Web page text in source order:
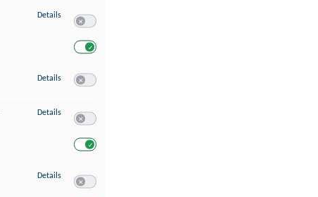
Details zu Messung der Werbeleistung
Details zu Messung der Performance von Inhalten
Details zu Analyse von Zielgruppen durch Statistiken oder Kombinationen von
Details zu Entwicklung und Verbesserung der Angebote